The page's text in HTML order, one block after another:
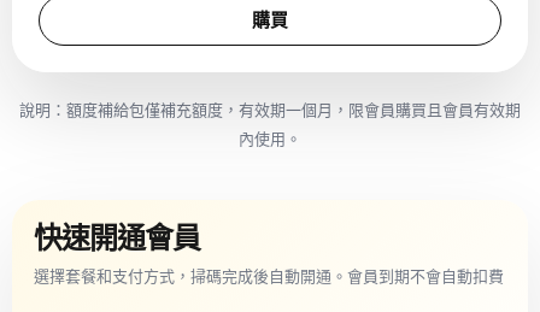
購買
說明：額度補給包僅補充額度，有效期一個月，限會員購買且會員有效期
內使用。
快速開通會員
選擇套餐和支付方式，掃碼完成後自動開通。會員到期不會自動扣費